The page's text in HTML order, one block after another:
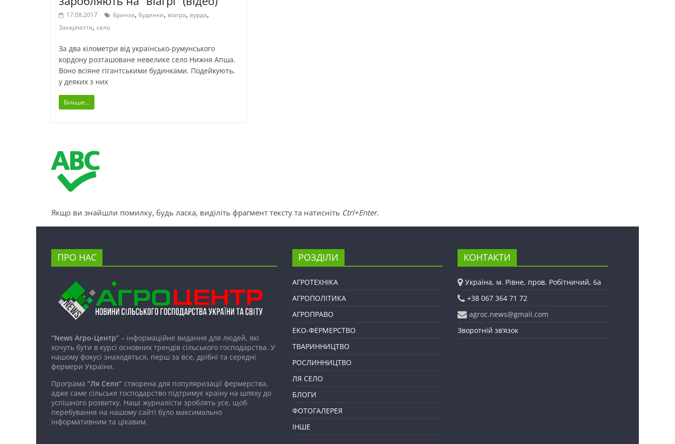
17.08.2017 бринза, будинки, віагра, вурда,
Закарпаття, село
За два кілометри від українсько-румунського
кордону розташоване невелике село Нижня Апша.
Воно всіяне гігантськими будинками. Подейкують,
у деяких з них
Більше...
Якщо ви знайшли помилку, будь ласка, виділіть фрагмент тексту та натисніть Ctrl+Enter.
ПРО НАС
“News Агро-Центр” – інформаційне видання для людей, які
хочуть бути в курсі основних трендів сільського господарства. У
нашому фокусі знаходяться, перш за все, дрібні та середні
фермери України.
Програма “Ля Село” створена для популяризації фермерства,
адже саме сільське господарство підтримує країну на шляху до
успішного розвитку. Наші журналісти зроблять усе, щоб
перебування на нашому сайті було максимально
інформативним та цікавим.
РОЗДІЛИ
АГРОТЕХНІКА
АГРОПОЛІТИКА
АГРОПРАВО
ЕКО-ФЕРМЕРСТВО
ТВАРИННИЦТВО
РОСЛИННИЦТВО
ЛЯ СЕЛО
БЛОГИ
ФОТОГАЛЕРЕЯ
ІНШЕ
КОНТАКТИ
Україна, м. Рівне, пров. Робітничий, 6а
+38 067 364 71 72
agroc.news@gmail.com
Зворотній зв’язок